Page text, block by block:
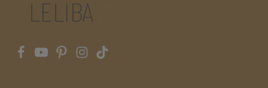
est très facile à enfiler et s'adapte parfaitement aux petits
parents.Le porte-poupée LELIBA transforme chaque
sur le fabricant : LELIBA GbRBerliner Str. 9a65468
Trebur Allemagne info@leliba.babyhttps://www.leliba.baby